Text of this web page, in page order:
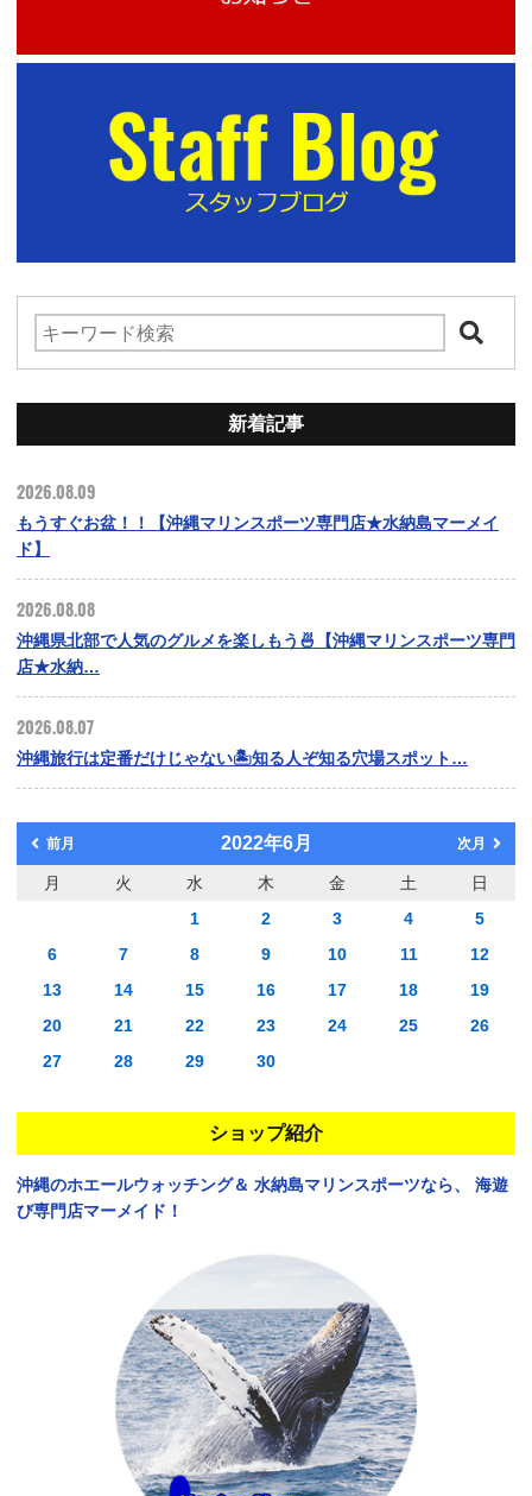
新着記事
2026.08.09
もうすぐお盆！！【沖縄マリンスポーツ専門店★水納島マーメイ
ド】
2026.08.08
沖縄県北部で人気のグルメを楽しもう🍜【沖縄マリンスポーツ専門
店★水納…
2026.08.07
沖縄旅行は定番だけじゃない🏝️知る人ぞ知る穴場スポット…
前月 2022年6月 次月
月 火 水 木 金 土
日
1
2 3 4
5
6
7 8 9 10 11
12
13
14 15 16 17 18
19
20
21 22 23 24 25
26
27
28 29 30
ショップ紹介
沖縄のホエールウォッチング＆ 水納島マリンスポーツなら、
海遊
び専門店マーメイド！